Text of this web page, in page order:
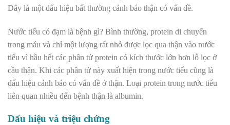
Dây là một dấu hiệu bất thường cảnh báo thận có vấn đề.
Nước tiểu có đạm là bệnh gì? Bình thường, protein di chuyển
trong máu và chỉ một lượng rất nhỏ được lọc qua thận vào nước
tiểu vì hầu hết các phân tử protein có kích thước lớn hơn lỗ lọc ở
cầu thận. Khi các phân tử này xuất hiện trong nước tiểu cũng là
dấu hiệu cảnh báo có vấn đề ở thận. Loại protein trong nước tiểu
liên quan nhiều đến bệnh thận là albumin.
Dấu hiệu và triệu chứng